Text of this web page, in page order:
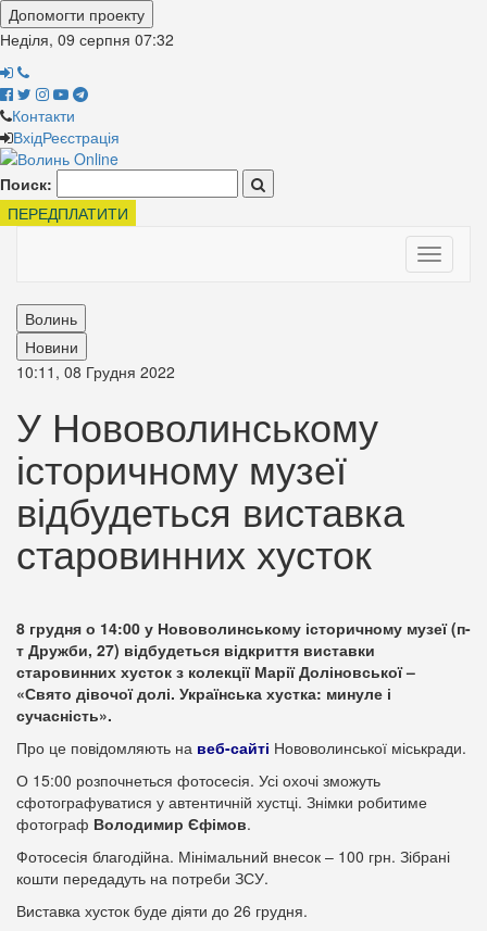
Допомогти проекту
Неділя, 09 серпня 07:32
Контакти
ВхідРеєстрація
Поиск:
ПЕРЕДПЛАТИТИ
Toggle
Волинь
Новини
10:11, 08 Грудня 2022
У Нововолинському
історичному музеї
відбудеться виставка
старовинних хусток
8 грудня о 14:00 у Нововолинському історичному музеї (п-
т Дружби, 27) відбудеться відкриття виставки
старовинних хусток з колекції Марії Доліновської –
«Свято дівочої долі. Українська хустка: минуле і
сучасність».
Про це повідомляють на веб-сайті Нововолинської міськради.
О 15:00 розпочнеться фотосесія. Усі охочі зможуть
сфотографуватися у автентичній хустці. Знімки робитиме
фотограф Володимир Єфімов.
Фотосесія благодійна. Мінімальний внесок – 100 грн. Зібрані
кошти передадуть на потреби ЗСУ.
Виставка хусток буде діяти до 26 грудня.